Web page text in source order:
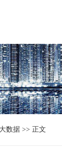
数据 >> 正文